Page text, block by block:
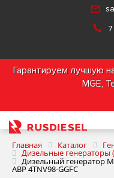
Гарантируем лучшую
MGE,
Главная Каталог
Дизельные генераторы
Дизельный генератор
АВР 4TNV98-GGFC